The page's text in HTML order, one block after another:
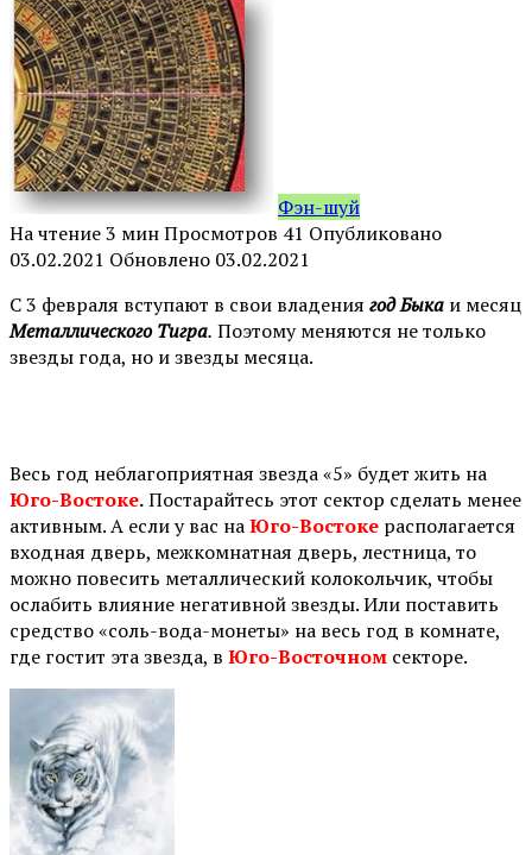
Фэн-шуй
На чтение3 минПросмотров 41 Опубликовано
03.02.2021 Обновлено 03.02.2021
С 3 февраля вступают в свои владения год Быка и месяц
Металлического Тигра. Поэтому меняются не только
звезды года, но и звезды месяца.
Весь год неблагоприятная звезда «5» будет жить на
Юго-Востоке.Постарайтесь этот сектор сделать менее
активным. А если у вас наЮго-Востоке располагается
входная дверь, межкомнатная дверь, лестница, то
можно повесить металлический колокольчик, чтобы
ослабить влияние негативной звезды. Или поставить
средство «соль-вода-монеты» на весь год в комнате,
где гостит эта звезда, в Юго-Восточном секторе.